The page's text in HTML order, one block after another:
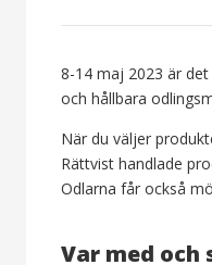
8-14 maj 2023 är
och hållbara
När du väljer
Rättvist handlade
Odlarna får också
Var med och